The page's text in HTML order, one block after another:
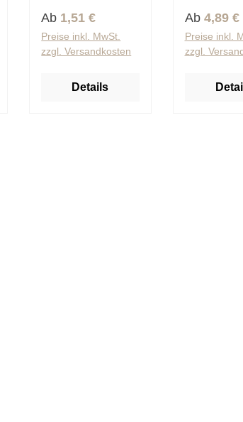
Regulärer Preis:
Ab 1,51 €
Preise inkl. MwSt.
zzgl. Versandkosten
Details
Regulärer
Ab 4,89 €
Preise inkl.
zzgl.